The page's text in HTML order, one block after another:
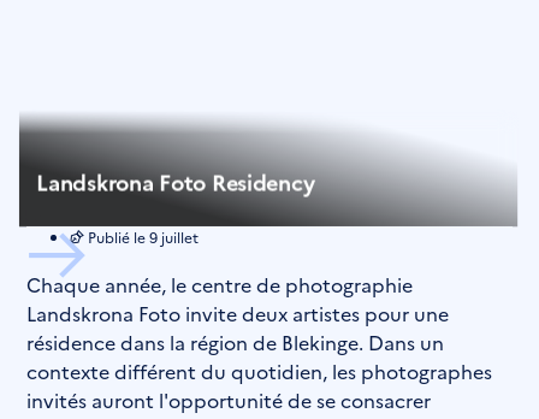
Landskrona Foto Residency
Publié le9 juillet
Chaque année, le centre de photographie
Landskrona Foto invite deux artistes pour une
résidence dans la région de Blekinge. Dans un
contexte différent du quotidien, les photographes
invités auront l'opportunité de se consacrer